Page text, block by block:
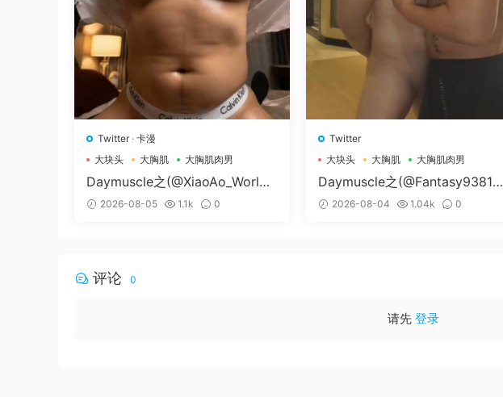
Twitter· 卡漫
大块头
大胸肌 大胸肌肉男
Daymuscle之(@XiaoAo_World-
@XiaoAo.art）
2026-08-05 1.1k 0
Twitter
大块头
大胸肌 大胸肌肉男
Daymuscle之(@Fantasy938155
79-@孔控Kong）
2026-08-04 1.04k 0
评论 0
请先 登录